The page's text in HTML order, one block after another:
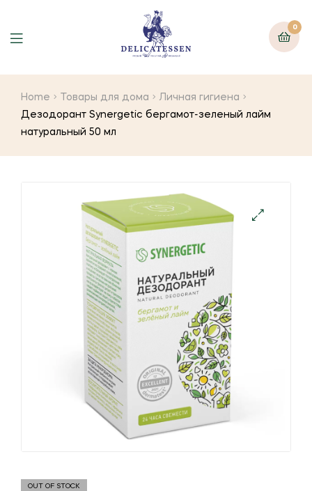
0
Home Товары для дома
Личная гигиена
Дезодорант Synergetic бергамот-зеленый лайм
натуральный 50 мл
OUT OF STOCK